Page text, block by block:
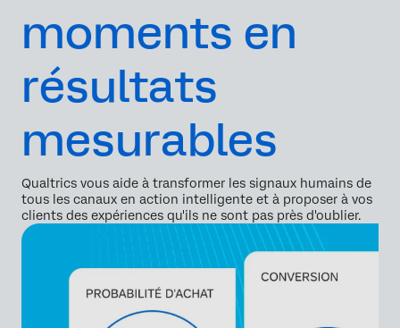
moments en
résultats
mesurables
Qualtrics vous aide à transformer les signaux humains de
tous les canaux en action intelligente et à proposer à vos
clients des expériences qu'ils ne sont pas près d'oublier.